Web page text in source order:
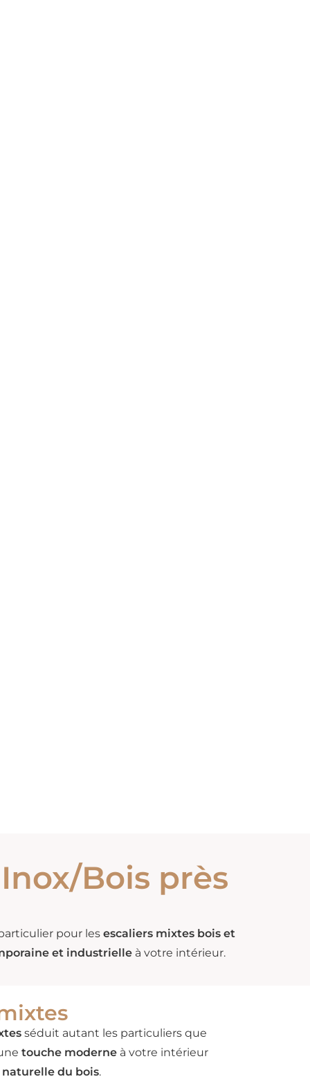
Bois près
pour les escaliers mixtes bois et
et industrielleà votre intérieur.
séduit autant les particuliers que
touche moderneà votre intérieur
du bois.